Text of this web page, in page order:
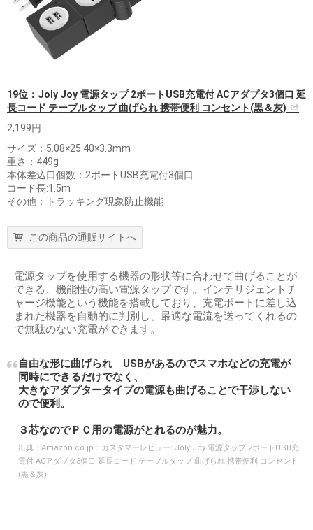
19位：Joly Joy 電源タップ 2ポートUSB充電付 ACアダプタ3個口 延
長コード テーブルタップ 曲げられ 携帯便利 コンセント(黒＆灰)
2,199円
サイズ：5.08×25.40×3.3mm
重さ：449g
本体差込口個数：2ポートUSB充電付3個口
コード長:1.5m
その他：トラッキング現象防止機能
この商品の通販サイトへ
電源タップを使用する機器の形状等に合わせて曲げることが
できる、機能性の高い電源タップです。インテリジェントチ
ャージ機能という機能を搭載しており、充電ポートに差し込
まれた機器を自動的に判別し、最適な電流を送ってくれるの
で無駄のない充電ができます。
自由な形に曲げられ USBがあるのでスマホなどの充電が
同時にできるだけでなく、
大きなアダプタータイプの電源も曲げることで干渉しない
ので便利。
３芯なのでＰＣ用の電源がとれるのが魅力。
出典： Amazon.co.jp：カスタマーレビュー: Joly Joy 電源タップ 2ポートUSB充
電付 ACアダプタ3個口 延長コード テーブルタップ 曲げられ 携帯便利 コンセント
(黒＆灰)